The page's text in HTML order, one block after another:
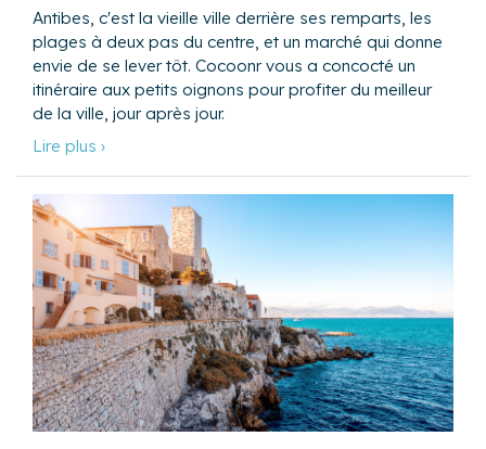
Antibes, c'est la vieille ville derrière ses remparts, les
plages à deux pas du centre, et un marché qui donne
envie de se lever tôt. Cocoonr vous a concocté un
itinéraire aux petits oignons pour profiter du meilleur
de la ville, jour après jour.
Lire plus ›